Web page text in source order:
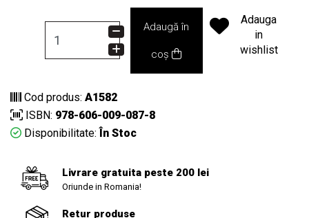
Adaugă în
coș
Adauga
in
wishlist
Cod produs: A1582
ISBN: 978-606-009-087-8
Disponibilitate: În Stoc
Livrare gratuita peste 200 lei
Oriunde in Romania!
Retur produse